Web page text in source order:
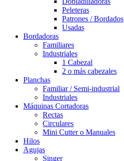
Peleteras
Patrones / Bordados
Usadas
Bordadoras
Familiares
Industriales
1 Cabezal
2 o más cabezales
Planchas
Familiar / Semi-industrial
Industriales
Máquinas Cortadoras
Rectas
Circulares
Mini Cutter o Manuales
Hilos
Agujas
Singer